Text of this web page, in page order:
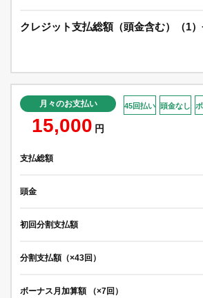
クレジット支払総額（頭金含む）（1）
月々のお支払い
15,000 円
45回払い 頭金なし
支払総額
頭金
初回分割支払額
分割支払額（×43回）
ボーナス月加算額 （×7回）